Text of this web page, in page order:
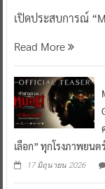
เปิดประสบการณ์
Read More
เลือก” ทุกโรงภาพยน
17 มิถุนายน 2026